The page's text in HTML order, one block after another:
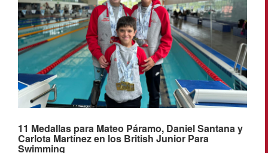
11 Medallas para Mateo Páramo, Daniel Santana y
Carlota Martínez en los British Junior Para
Swimming